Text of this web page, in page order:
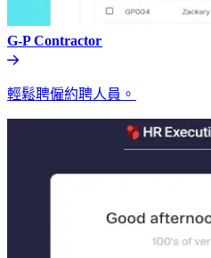
G-P Contractor​​
輕鬆聘僱約聘人員。​​